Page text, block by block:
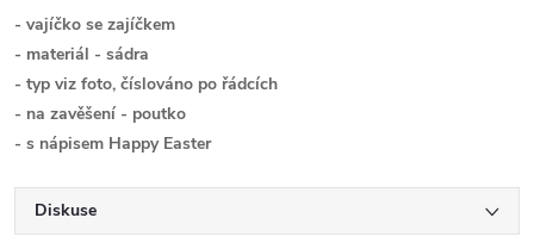
- vajíčko se zajíčkem
- materiál - sádra
- typ viz foto, číslováno po řádcích
- na zavěšení - poutko
- s nápisem Happy Easter
Diskuse